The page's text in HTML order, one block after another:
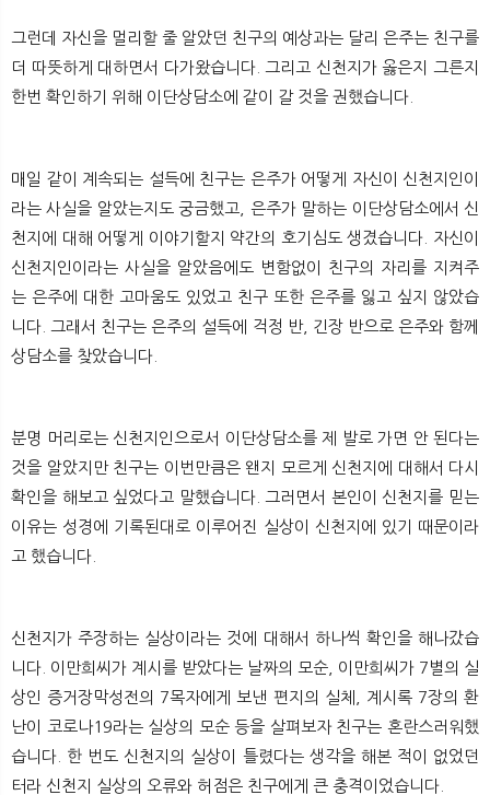
그런데 자신을 멀리할 줄 알았던 친구의 예상과는 달리 은주는 친구를
더 따뜻하게 대하면서 다가왔습니다. 그리고 신천지가 옳은지 그른지
한번 확인하기 위해 이단상담소에 같이 갈 것을 권했습니다.
매일 같이 계속되는 설득에 친구는 은주가 어떻게 자신이 신천지인이
라는 사실을 알았는지도 궁금했고, 은주가 말하는 이단상담소에서 신
천지에 대해 어떻게 이야기할지 약간의 호기심도 생겼습니다. 자신이
신천지인이라는 사실을 알았음에도 변함없이 친구의 자리를 지켜주
는 은주에 대한 고마움도 있었고 친구 또한 은주를 잃고 싶지 않았습
니다. 그래서 친구는 은주의 설득에 걱정 반, 긴장 반으로 은주와 함께
상담소를 찾았습니다.
분명 머리로는 신천지인으로서 이단상담소를 제 발로 가면 안 된다는
것을 알았지만 친구는 이번만큼은 왠지 모르게 신천지에 대해서 다시
확인을 해보고 싶었다고 말했습니다. 그러면서 본인이 신천지를 믿는
이유는 성경에 기록된대로 이루어진 실상이 신천지에 있기 때문이라
고 했습니다.
신천지가 주장하는 실상이라는 것에 대해서 하나씩 확인을 해나갔습
니다. 이만희씨가 계시를 받았다는 날짜의 모순, 이만희씨가 7별의 실
상인 증거장막성전의 7목자에게 보낸 편지의 실체, 계시록 7장의 환
난이 코로나19라는 실상의 모순 등을 살펴보자 친구는 혼란스러워했
습니다. 한 번도 신천지의 실상이 틀렸다는 생각을 해본 적이 없었던
터라 신천지 실상의 오류와 허점은 친구에게 큰 충격이었습니다.